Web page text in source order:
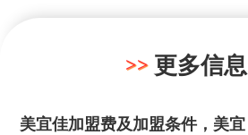
更多信息
美宜佳加盟费及加盟条件，美宜